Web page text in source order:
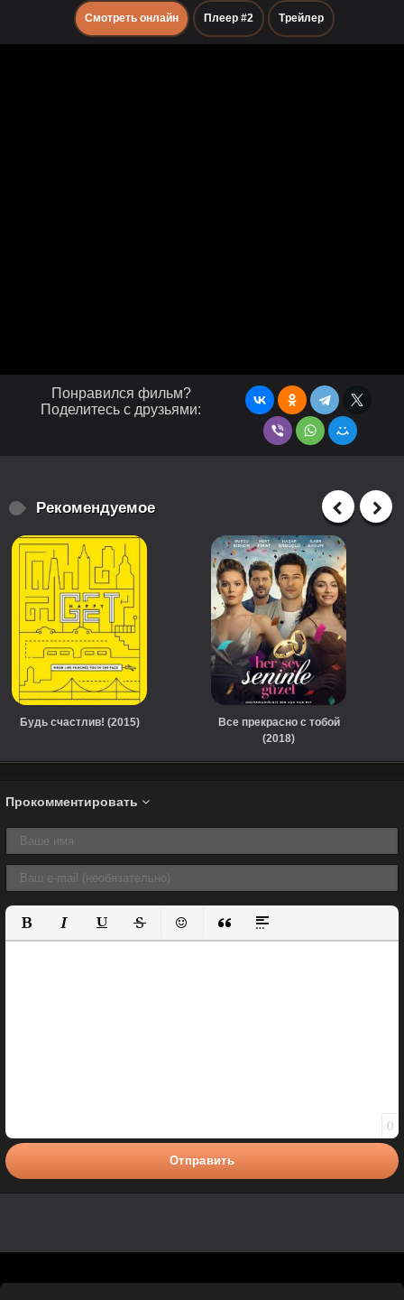
Смотреть онлайн Плеер #2 Трейлер
Понравился фильм?
Поделитесь с друзьями:
Рекомендуемое
Будь счастлив! (2015)
Все прекрасно с тобой
(2018)
Прокомментировать
Полужирный
КурсивПодчеркнутый
ЗачеркнутыйВставить смайлик
Вставка цитаты
Вставка спойлера
0
Отправить